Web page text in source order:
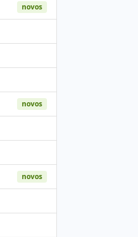
novos
novos
novos